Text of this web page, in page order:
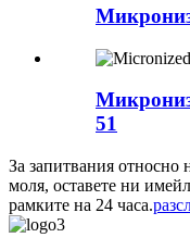
51
За запитвания относно
моля, оставете ни
рамките на 24 часа.